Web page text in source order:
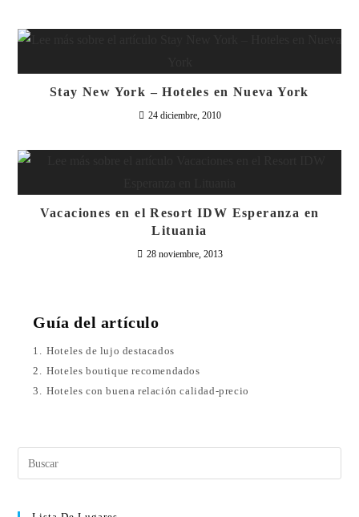
Stay New York – Hoteles en Nueva York
24 diciembre, 2010
Vacaciones en el Resort IDW Esperanza en
Lituania
28 noviembre, 2013
Guía del artículo
1. Hoteles de lujo destacados
2. Hoteles boutique recomendados
3. Hoteles con buena relación calidad-precio